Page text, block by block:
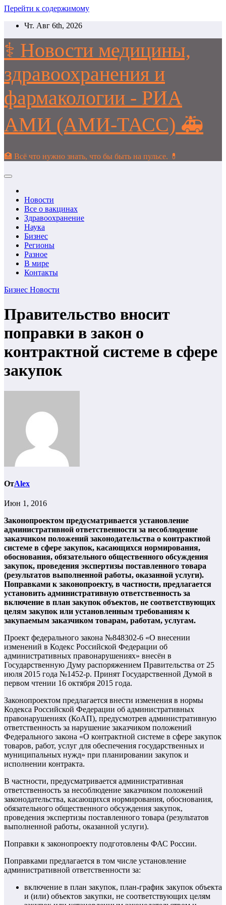
Перейти к содержимому
Чт. Авг 6th, 2026
⚕️ Новости медицины,
здравоохранения и
фармакологии - РИА
АМИ (АМИ-ТАСС) 🚑
🏥 Всё что нужно знать, что бы быть на пульсе. 💊
Новости
Все о вакцинах
Здравоохранение
Наука
Бизнес
Регионы
Разное
В мире
Контакты
Бизнес Новости
Правительство вносит
поправки в закон о
контрактной системе в сфере
закупок
ОтAlex
Июн 1, 2016
Законопроектом предусматривается установление
административной ответственности за несоблюдение
заказчиком положений законодательства о контрактной
системе в сфере закупок, касающихся нормирования,
обоснования, обязательного общественного обсуждения
закупок, проведения экспертизы поставленного товара
(результатов выполненной работы, оказанной услуги).
Поправками к законопроекту, в частности, предлагается
установить административную ответственность за
включение в план закупок объектов, не соответствующих
целям закупок или установленным требованиям к
закупаемым заказчиком товарам, работам, услугам.
Проект федерального закона №848302-6 «О внесении
изменений в Кодекс Российской Федерации об
административных правонарушениях» внесён в
Государственную Думу распоряжением Правительства от 25
июля 2015 года №1452-р. Принят Государственной Думой в
первом чтении 16 октября 2015 года.
Законопроектом предлагается внести изменения в нормы
Кодекса Российской Федерации об административных
правонарушениях (КоАП), предусмотрев административную
ответственность за нарушение заказчиком положений
Федерального закона «О контрактной системе в сфере закупок
товаров, работ, услуг для обеспечения государственных и
муниципальных нужд» при планировании закупок и
исполнении контракта.
В частности, предусматривается административная
ответственность за несоблюдение заказчиком положений
законодательства, касающихся нормирования, обоснования,
обязательного общественного обсуждения закупок,
проведения экспертизы поставленного товара (результатов
выполненной работы, оказанной услуги).
Поправки к законопроекту подготовлены ФАС России.
Поправками предлагается в том числе установление
административной ответственности за:
включение в план закупок, план-график закупок объекта
и (или) объектов закупки, не соответствующих целям